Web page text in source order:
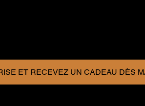
ET RECEVEZ UN CADEAU DÈS